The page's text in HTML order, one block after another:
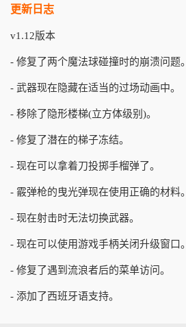
更新日志
v1.12版本
- 修复了两个魔法球碰撞时的崩溃问题。
- 武器现在隐藏在适当的过场动画中。
- 移除了隐形楼梯(立方体级别)。
- 修复了潜在的梯子冻结。
- 现在可以拿着刀投掷手榴弹了。
- 霰弹枪的曳光弹现在使用正确的材料。
- 现在射击时无法切换武器。
- 现在可以使用游戏手柄关闭升级窗口。
- 修复了遇到流浪者后的菜单访问。
- 添加了西班牙语支持。